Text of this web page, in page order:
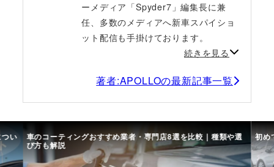
ーメディア「Spyder7」編集長に兼
任、多数のメディアへ新車スパイショ
ット配信も手掛けております。
続きを見る
著者:APOLLOの最新記事一覧
い 車のコーティングおすすめ業者・専門店8選を比較｜種類や選
び方も解説
初め